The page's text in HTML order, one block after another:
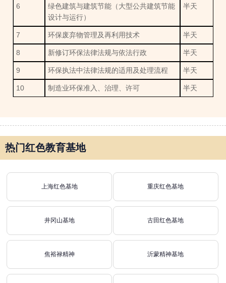
6
绿色建筑与建筑节能（大型公共建筑节能
设计与运行）
半天
7 环保废弃物管理及再利用技术 半天
8 新修订环保法律法规与依法行政 半天
9 环保执法中法律法规的适用及处理流程 半天
10 制造业环保准入、治理、许可 半天
热门红色教育基地
上海红色基地 重庆红色基地
井冈山基地 古田红色基地
焦裕禄精神 沂蒙精神基地